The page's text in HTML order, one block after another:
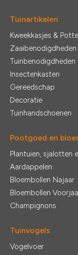
Tuinartikelen
Kweekkasjes &
Zaaibenodigdheden
Tuinbenodigdheden
Insectenkasten
Gereedschap
Decoratie
Tuinhandschoenen
Pootgoed en
Plantuien, sjalotten
Aardappelen
Bloembollen Najaar
Bloembollen
Champignons
Tuinvogels
Vogelvoer